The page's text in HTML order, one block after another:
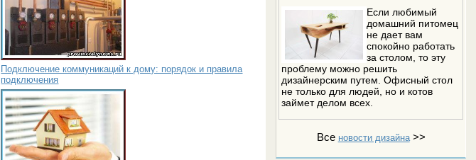
Если любимый
домашний питомец
не дает вам
спокойно работать
за столом, то эту
проблему можно решить
дизайнерским путем. Офисный стол
не только для людей, но и котов
займет делом всех.
Все новости дизайна>>
Подключение коммуникаций к дому: порядок и правила
подключения